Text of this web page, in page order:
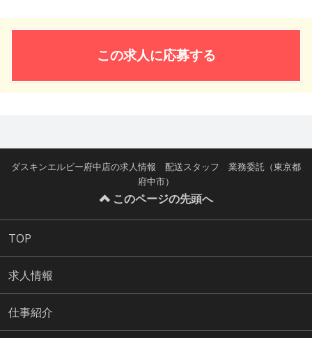
この求人に応募する
ダスキンエルビー府中店の求人情報 配送スタッフ 業務委託（東京都
府中市）
このページの先頭へ
TOP
求人情報
仕事紹介